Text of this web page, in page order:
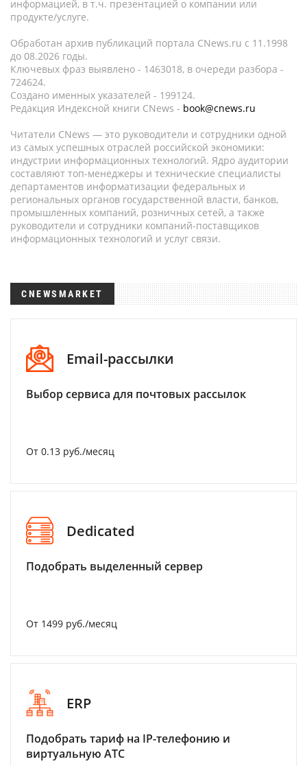
информацией, в т.ч. презентацией о компании или
продукте/услуге.
Обработан архив публикаций портала CNews.ru c 11.1998
до 08.2026 годы.
Ключевых фраз выявлено - 1463018, в очереди разбора -
724624.
Создано именных указателей - 199124.
Редакция Индексной книги CNews - book@cnews.ru
Читатели CNews — это руководители и сотрудники одной
из самых успешных отраслей российской экономики:
индустрии информационных технологий. Ядро аудитории
составляют топ-менеджеры и технические специалисты
департаментов информатизации федеральных и
региональных органов государственной власти, банков,
промышленных компаний, розничных сетей, а также
руководители и сотрудники компаний-поставщиков
информационных технологий и услуг связи.
CNEWSMARKET
Email-рассылки
Выбор сервиса для почтовых рассылок
От 0.13 руб./месяц
Dedicated
Подобрать выделенный сервер
От 1499 руб./месяц
ERP
Подобрать тариф на IP-телефонию и
виртуальную АТС